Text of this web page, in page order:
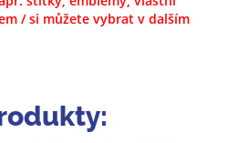
/ si můžete vybrat v dalším